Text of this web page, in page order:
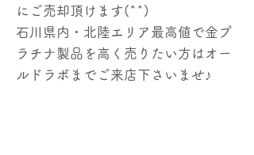
にご売却頂けます(^^)
石川県内・北陸エリア最高値で金プ
ラチナ製品を高く売りたい方はオー
ルドラボまでご来店下さいませ♪